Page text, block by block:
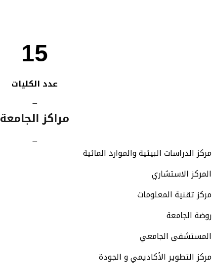
15
عدد الكليات
_
مراكز الجامعة
_
مركز الدراسات البيئية والموارد المائية
المركز الاستشاري
مركز تقنية المعلومات
روضة الجامعة
المستشفى الجامعي
مركز التطوير الأكاديمي و الجودة